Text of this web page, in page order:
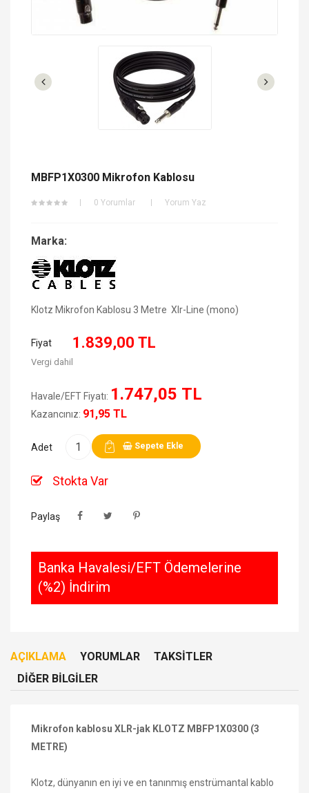
MBFP1X0300 Mikrofon Kablosu
0 Yorumlar Yorum Yaz
Marka:
Klotz Mikrofon Kablosu 3 Metre Xlr-Line (mono)
Fiyat 1.839,00 TL
Vergi dahil
Havale/EFT Fiyatı: 1.747,05 TL
Kazancınız: 91,95 TL
Adet Sepete Ekle
Stokta Var
Paylaş
Banka Havalesi/EFT Ödemelerine
(%2) İndirim
AÇIKLAMA YORUMLAR
TAKSITLER
DIĞER BILGILER
Mikrofon kablosu XLR-jak KLOTZ MBFP1X0300 (3
METRE)
Klotz, dünyanın en iyi ve en tanınmış enstrümantal kablo